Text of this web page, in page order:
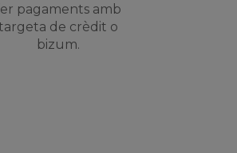
pagaments amb
de crèdit o
bizum.